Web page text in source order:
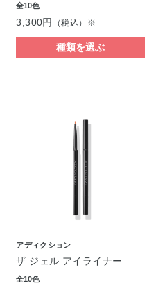
全10色
3,300円 （税込）※
種類を選ぶ
アディクション
ザ ジェル アイライナー
全10色